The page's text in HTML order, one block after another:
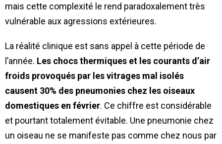
mais cette complexité le rend paradoxalement très
vulnérable aux agressions extérieures.
La réalité clinique est sans appel à cette période de
l’année. Les chocs thermiques et les courants d’air
froids provoqués par les vitrages mal isolés
causent 30% des pneumonies chez les oiseaux
domestiques en février. Ce chiffre est considérable
et pourtant totalement évitable. Une pneumonie chez
un oiseau ne se manifeste pas comme chez nous par